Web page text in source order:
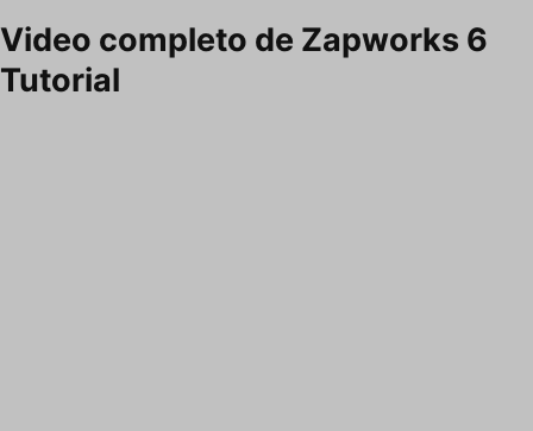
Video completo de Zapworks 6
Tutorial